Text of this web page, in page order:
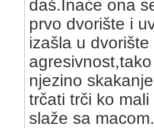
daš.Inaće ona
prvo dvorište i
izašla u
njezino
trčati trči ko
slaže sa